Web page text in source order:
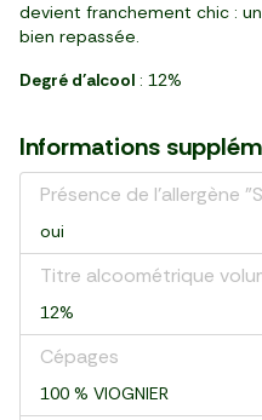
devient franchement chic :
bien repassée.
Degré d'alcool : 12%
Informations
Présence de l'allergène
oui
Titre alcoométrique
12%
Cépages
100 % VIOGNIER